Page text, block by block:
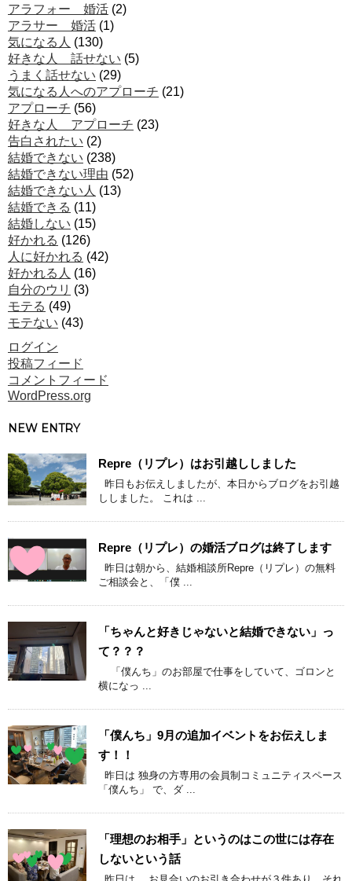
アラフォー 婚活 (2)
アラサー 婚活 (1)
気になる人 (130)
好きな人 話せない (5)
うまく話せない (29)
気になる人へのアプローチ (21)
アプローチ (56)
好きな人 アプローチ (23)
告白されたい (2)
結婚できない (238)
結婚できない理由 (52)
結婚できない人 (13)
結婚できる (11)
結婚しない (15)
好かれる (126)
人に好かれる (42)
好かれる人 (16)
自分のウリ (3)
モテる (49)
モテない (43)
ログイン
投稿フィード
コメントフィード
WordPress.org
NEW ENTRY
Repre（リプレ）はお引越ししました
昨日もお伝えしましたが、本日からブログをお引越
ししました。 これは ...
Repre（リプレ）の婚活ブログは終了します
昨日は朝から、結婚相談所Repre（リプレ）の無料
ご相談会と、「僕 ...
「ちゃんと好きじゃないと結婚できない」っ
て？？？
「僕んち」のお部屋で仕事をしていて、ゴロンと
横になっ ...
「僕んち」9月の追加イベントをお伝えしま
す！！
昨日は 独身の方専用の会員制コミュニティスペース
「僕んち」 で、ダ ...
「理想のお相手」というのはこの世には存在
しないという話